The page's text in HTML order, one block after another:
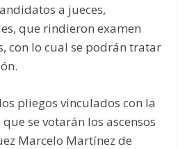
a jueces,
que rindieron examen
con lo cual se podrán tratar
pliegos vinculados con la
se votarán los ascensos
Marcelo Martínez de